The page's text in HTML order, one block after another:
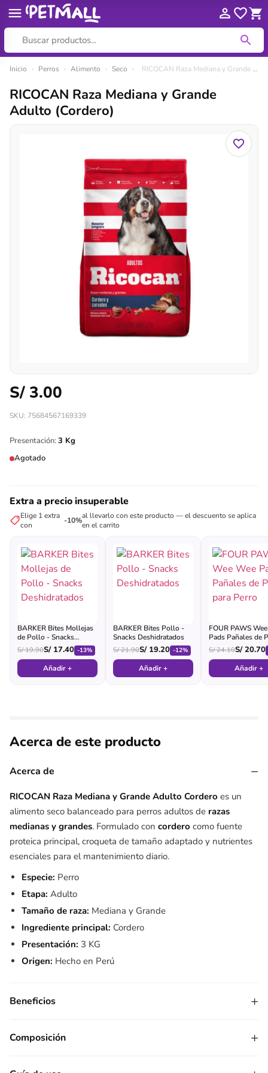
contenido
Inicio › Perros › Alimento › Seco › RICOCAN Raza Mediana y Grande Adulto (Cordero)
RICOCAN Raza Mediana y Grande
Adulto (Cordero)
S/ 3.00
SKU: 75684567169339
Presentación: 3 Kg
Agotado
Extra a precio insuperable
Elige 1 extra
con
-10%al llevarlo con este producto — el descuento se aplica
en el carrito
BARKER Bites Mollejas
de Pollo - Snacks
Deshidratados
S/19.90S/17.40 -13%
Añadir +
BARKER Bites Pollo -
Snacks Deshidratados
S/21.90S/19.20 -12%
Añadir +
FOUR PAWS
Pads Pañales de
para Perro
S/24.10S/20.70
Añadir +
Acerca de este producto
Acerca de −
RICOCAN Raza Mediana y Grande Adulto Cordero es un
alimento seco balanceado para perros adultos de razas
medianas y grandes. Formulado con cordero como fuente
proteica principal, croqueta de tamaño adaptado y nutrientes
esenciales para el mantenimiento diario.
Especie: Perro
Etapa: Adulto
Tamaño de raza: Mediana y Grande
Ingrediente principal: Cordero
Presentación: 3 KG
Origen: Hecho en Perú
Beneficios +
Composición +